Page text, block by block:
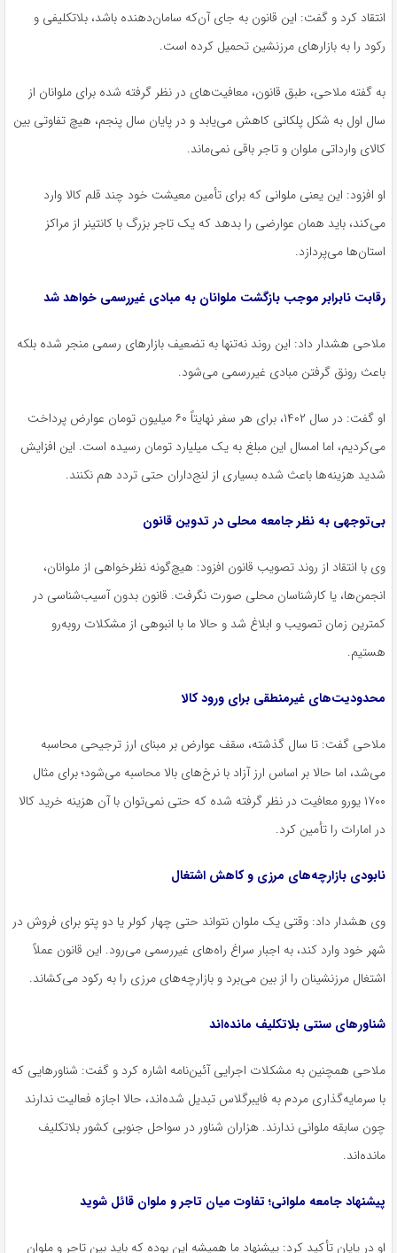
انتقاد کرد و گفت: این قانون به جای آن‌که سامان‌دهنده باشد، بلاتکلیفی و
رکود را به بازارهای مرزنشین تحمیل کرده است.
به گفته ملاحی، طبق قانون، معافیت‌های در نظر گرفته شده برای ملوانان از
سال اول به شکل پلکانی کاهش می‌یابد و در پایان سال پنجم، هیچ تفاوتی بین
کالای وارداتی ملوان و تاجر باقی نمی‌ماند.
او افزود: این یعنی ملوانی که برای تأمین معیشت خود چند قلم کالا وارد
می‌کند، باید همان عوارضی را بدهد که یک تاجر بزرگ با کانتینر از مراکز
استان‌ها می‌پردازد.
رقابت نابرابر موجب بازگشت ملوانان به مبادی غیررسمی خواهد شد
ملاحی هشدار داد: این روند نه‌تنها به تضعیف بازارهای رسمی منجر شده بلکه
باعث رونق گرفتن مبادی غیررسمی می‌شود.
او گفت: در سال ۱۴۰۲، برای هر سفر نهایتاً ۶۰ میلیون تومان عوارض پرداخت
می‌کردیم، اما امسال این مبلغ به یک میلیارد تومان رسیده است. این افزایش
شدید هزینه‌ها باعث شده بسیاری از لنج‌داران حتی تردد هم نکنند.
بی‌توجهی به نظر جامعه محلی در تدوین قانون
وی با انتقاد از روند تصویب قانون افزود: هیچ‌گونه نظرخواهی از ملوانان،
انجمن‌ها، یا کارشناسان محلی صورت نگرفت. قانون بدون آسیب‌شناسی در
کمترین زمان تصویب و ابلاغ شد و حالا ما با انبوهی از مشکلات روبه‌رو
هستیم.
محدودیت‌های غیرمنطقی برای ورود کالا
ملاحی گفت: تا سال گذشته، سقف عوارض بر مبنای ارز ترجیحی محاسبه
می‌شد، اما حالا بر اساس ارز آزاد با نرخ‌های بالا محاسبه می‌شود؛ برای مثال
۱۷۰۰ یورو معافیت در نظر گرفته شده که حتی نمی‌توان با آن هزینه خرید کالا
در امارات را تأمین کرد.
نابودی بازارچه‌های مرزی و کاهش اشتغال
وی هشدار داد: وقتی یک ملوان نتواند حتی چهار کولر یا دو پتو برای فروش در
شهر خود وارد کند، به اجبار سراغ راه‌های غیررسمی می‌رود. این قانون عملاً
اشتغال مرزنشینان را از بین می‌برد و بازارچه‌های مرزی را به رکود می‌کشاند.
شناورهای سنتی بلاتکلیف مانده‌اند
ملاحی همچنین به مشکلات اجرایی آئین‌نامه اشاره کرد و گفت: شناورهایی که
با سرمایه‌گذاری مردم به فایبرگلاس تبدیل شده‌اند، حالا اجازه فعالیت ندارند
چون سابقه ملوانی ندارند. هزاران شناور در سواحل جنوبی کشور بلاتکلیف
مانده‌اند.
پیشنهاد جامعه ملوانی؛ تفاوت میان تاجر و ملوان قائل شوید
او در پایان تأکید کرد: پیشنهاد ما همیشه این بوده که باید بین تاجر و ملوان